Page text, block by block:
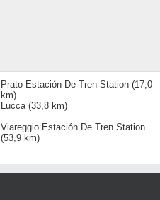
Prato Estación De Tren Station (17,0
km)
Lucca(33,8 km)
Viareggio Estación De Tren Station
(53,9 km)